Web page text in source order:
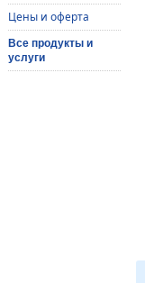
Цены и оферта
Все продукты и
услуги